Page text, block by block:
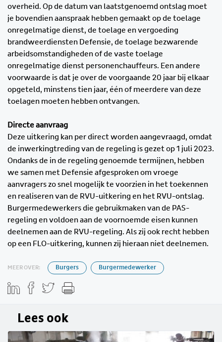
overheid. Op de datum van laatstgenoemd ontslag moet
je bovendien aanspraak hebben gemaakt op de toelage
onregelmatige dienst, de toelage en vergoeding
brandweerdiensten Defensie, de toelage bezwarende
arbeidsomstandigheden of de vaste toelage
onregelmatige dienst personenchauffeurs. Een andere
voorwaarde is dat je over de voorgaande 20 jaar bij elkaar
opgeteld, minstens tien jaar, één of meerdere van deze
toelagen moeten hebben ontvangen.
Directe aanvraag
Deze uitkering kan per direct worden aangevraagd, omdat
de inwerkingtreding van de regeling is gezet op 1 juli 2023.
Ondanks de in de regeling genoemde termijnen, hebben
we samen met Defensie afgesproken om vroege
aanvragers zo snel mogelijk te voorzien in het toekennen
en realiseren van de RVU-uitkering en het RVU-ontslag.
Burgermedewerkers die gebruikmaken van de PAS-
regeling en voldoen aan de voornoemde eisen kunnen
deelnemen aan de RVU-regeling. Als zij ook recht hebben
op een FLO-uitkering, kunnen zij hieraan niet deelnemen.
MEER OVER: Burgers Burgermedewerker
Lees ook